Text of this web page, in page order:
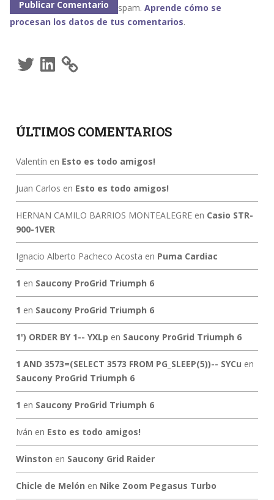
spam. Aprende cómo se
procesan los datos de tus comentarios.
TwitterLinkedIn
ÚLTIMOS COMENTARIOS
Valentín en Esto es todo amigos!
Juan Carlos en Esto es todo amigos!
HERNAN CAMILO BARRIOS MONTEALEGREen Casio STR-
900-1VER
Ignacio Alberto Pacheco Acosta en Puma Cardiac
1 en Saucony ProGrid Triumph 6
1 en Saucony ProGrid Triumph 6
1') ORDER BY 1-- YXLp en Saucony ProGrid Triumph 6
1 AND 3573=(SELECT 3573 FROM PG_SLEEP(5))-- SYCu en
Saucony ProGrid Triumph 6
1 en Saucony ProGrid Triumph 6
Iván en Esto es todo amigos!
Winston en Saucony Grid Raider
Chicle de Melón en Nike Zoom Pegasus Turbo